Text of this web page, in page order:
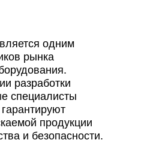
одним
рынка
разработки
специалисты
продукции
и безопасности.